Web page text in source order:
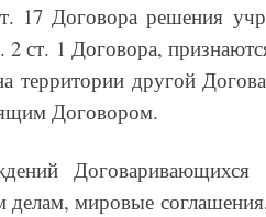
17 Договора решения
ст. 1 Договора,
территории другой
Договором.
делам, мировые